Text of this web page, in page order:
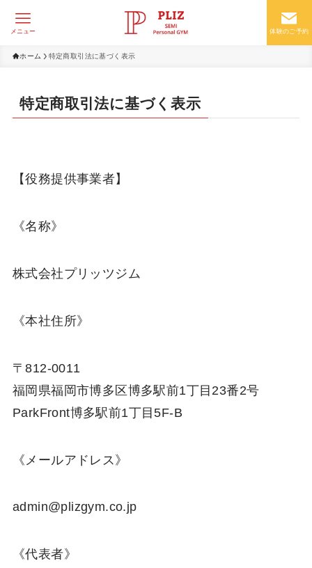
体験のご予約
メニュー
ホーム 特定商取引法に基づく表示
特定商取引法に基づく表示
【役務提供事業者】
《名称》
株式会社プリッツジム
《本社住所》
〒812-0011
福岡県福岡市博多区博多駅前1丁目23番2号
ParkFront博多駅前1丁目5F-B
《メールアドレス》
admin@plizgym.co.jp
《代表者》